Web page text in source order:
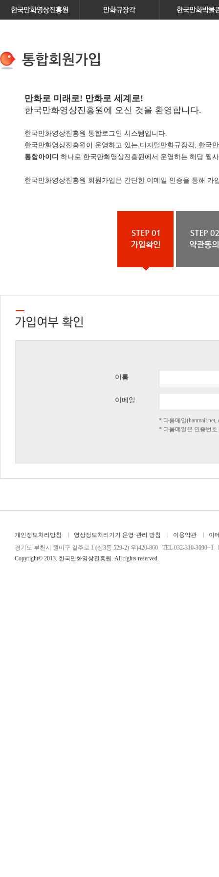
만화로 미래로! 만화로 세계로!
한국만화영상진흥원에 오신 것을 환영합니다.
한국만화영상진흥원 통합로그인 시스템입니다.
한국만화영상진흥원이 운영하고 있는 디지털만화규장각, 한국
통합아이디 하나로 한국만화영상진흥원에서 운영하는 해당 웹
한국만화영상진흥원 회원가입은 간단한 이메일 인증을 통해 가
이름
이메일
* 다음메일
* 다음메일은 인증번
개인정보처리방침 영상정보처리기기 운영·관리 방침 이용약관
이
경기도 부천시 원미구 길주로 1 (상3동 529-2) 우)420-860 TEL 032-310-3090~1
Copyright© 2013. 한국만화영상진흥원. All rights reserved.